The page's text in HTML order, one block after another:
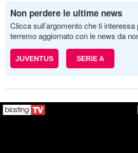
Non perdere le ultime news
Clicca sull’argomento che ti
terremo aggiornato con le news da
JUVENTUS SERIE A